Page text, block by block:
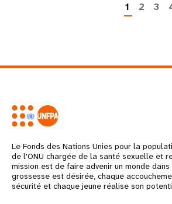
1 2 3
Le Fonds des Nations Unies pour la
de l'ONU chargée de la santé sexuelle et
mission est de faire advenir un monde
grossesse est désirée, chaque
sécurité et chaque jeune réalise son